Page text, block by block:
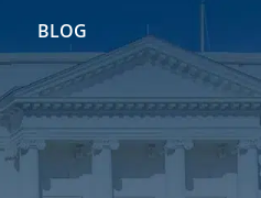
BLOG